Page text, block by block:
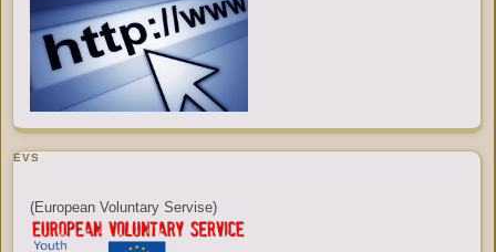
EVS
(European Voluntary Servise)